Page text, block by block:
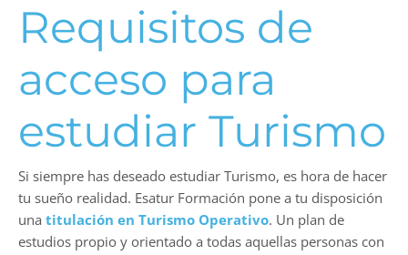
Requisitos de
acceso para
estudiar Turismo
Si siempre has deseado estudiar Turismo, es hora de hacer
tu sueño realidad. Esatur Formación pone a tu disposición
una titulación en Turismo Operativo. Un plan de
estudios propio y orientado a todas aquellas personas con